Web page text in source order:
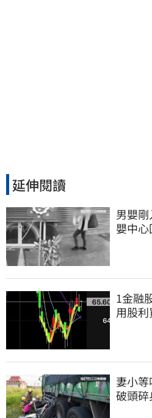
延伸閱讀
男嬰
嬰中
1金融
用股
妻小
破頭